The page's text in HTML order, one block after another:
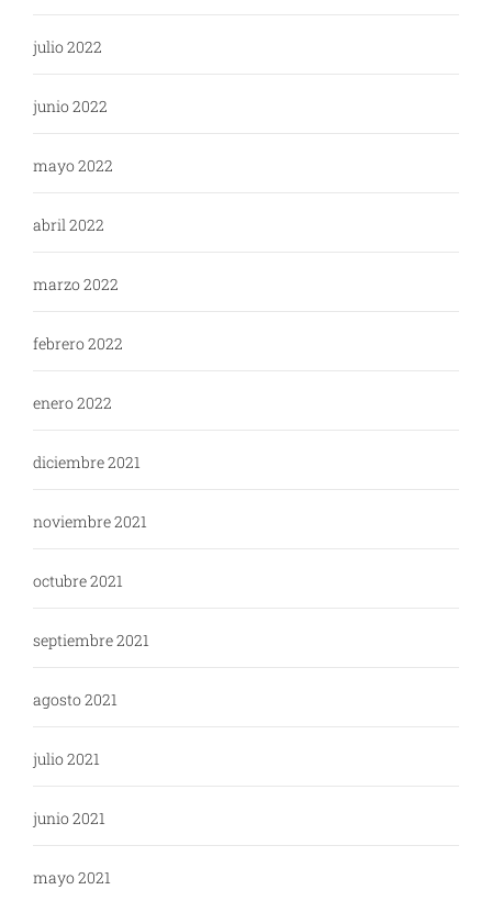
julio 2022
junio 2022
mayo 2022
abril 2022
marzo 2022
febrero 2022
enero 2022
diciembre 2021
noviembre 2021
octubre 2021
septiembre 2021
agosto 2021
julio 2021
junio 2021
mayo 2021